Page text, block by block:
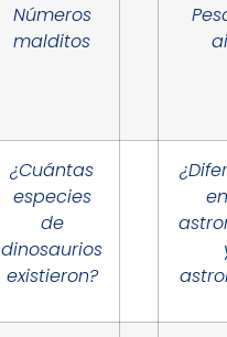
Números
malditos
¿Cuántas
especies
de
dinosaurios
existieron?